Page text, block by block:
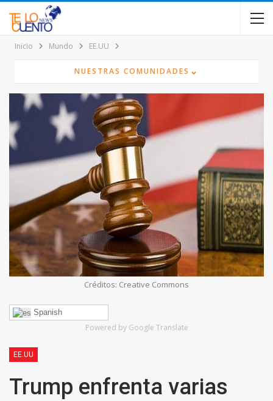
Inicio Mundo EE.UU
NUESTRAS COMUNIDADES ⌄
Créditos: Creative Commons
Spanish
Powered by Google Translate
EE.UU
Trump enfrenta varias